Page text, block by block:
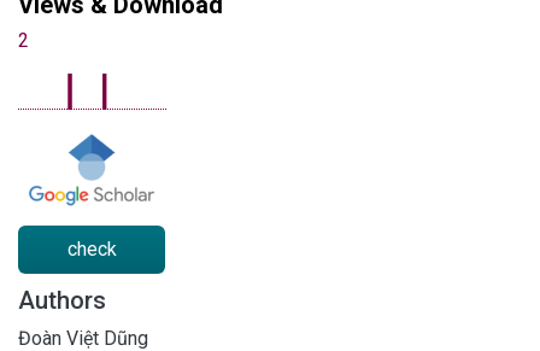
2
check
Authors
Đoàn Việt Dũng